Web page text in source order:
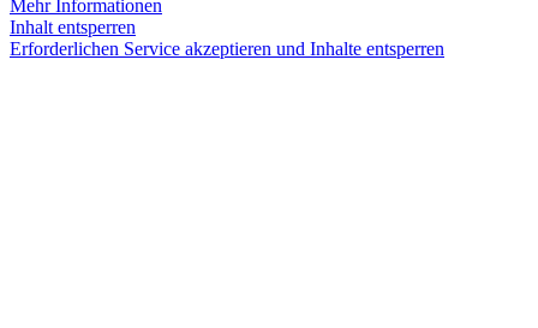
Mehr Informationen
Inhalt entsperren
Erforderlichen Service akzeptieren und Inhalte entsperren